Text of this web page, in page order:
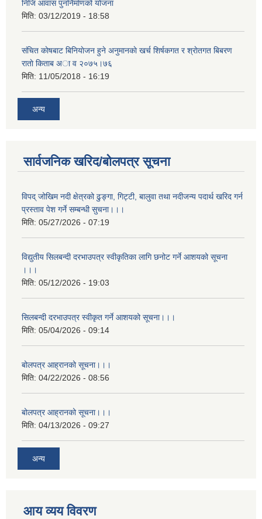
निजि आवास पुनर्निर्माणको योजना
मिति: 03/12/2019 - 18:58
संचित काेषबाट बिनियाेजन हुने अनुमानकाे खर्च शिर्षकगत र श्राेतगत बिबरण
राताे किताब अा‍ व २‍०७५।७६
मिति: 11/05/2018 - 16:19
अन्य
सार्वजनिक खरिद/बोलपत्र सूचना
विपद् जोखिम नदी क्षेत्रको ढुङ्गा, गिट्टी, बालुवा तथा नदीजन्य पदार्थ खरिद गर्न
प्रस्ताव पेश गर्ने सम्बन्धी सुचना।।।
मिति: 05/27/2026 - 07:19
विद्युतीय सिलबन्दी दरभाउपत्र स्वीकृतिका लागि छनोट गर्ने आशयको सूचना
।।।
मिति: 05/12/2026 - 19:03
सिलबन्दी दरभाउपत्र स्वीकृत गर्ने आशयको सूचना।।।
मिति: 05/04/2026 - 09:14
बोलपत्र आह्रानको सूचना।।।
मिति: 04/22/2026 - 08:56
बोलपत्र आह्रानको सूचना।।।
मिति: 04/13/2026 - 09:27
अन्य
आय व्यय विवरण